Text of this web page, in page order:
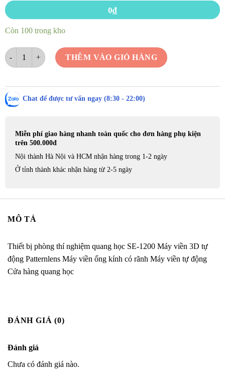
0₫
Còn 100 trong kho
Máy mài mắt kính tự động 3D SE-1200 số lượng
THÊM VÀO GIỎ HÀNG
Chat để được tư vấn ngay (8:30 - 22:00)
Miễn phí giao hàng nhanh toàn quốc cho đơn hàng phụ kiện
trên 500.000đ
Nội thành Hà Nội và HCM nhận hàng trong 1-2 ngày
Ở tỉnh thành khác nhận hàng từ 2-5 ngày
MÔ TẢ
Thiết bị phòng thí nghiệm quang học SE-1200 Máy viền 3D tự
động Patternlens Máy viền ống kính có rãnh Máy viền tự động
Cửa hàng quang học
ĐÁNH GIÁ (0)
Đánh giá
Chưa có đánh giá nào.